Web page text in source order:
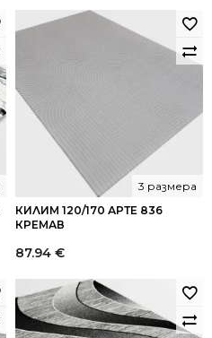
КИЛИМ 120/170 АРТЕ 836
КРЕМАВ
3 размера
87.94 €